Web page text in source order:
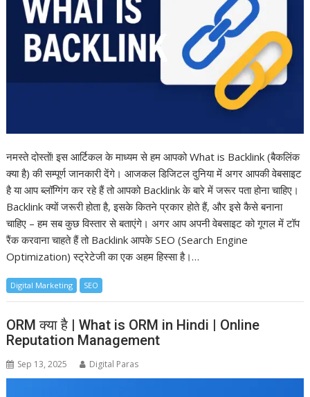
नमस्ते दोस्तों! इस आर्टिकल के माध्यम से हम आपको What is Backlink (बैकलिंक
क्या है) की सम्पूर्ण जानकारी देंगे। आजकल डिजिटल दुनिया में अगर आपकी वेबसाइट
है या आप ब्लॉग्गिंग कर रहे हैं तो आपको Backlink के बारे में जरूर पता होना चाहिए।
Backlink क्यों जरूरी होता है, इसके कितने प्रकार होते हैं, और इसे कैसे बनाना
चाहिए – हम सब कुछ विस्तार से बताएंगे। अगर आप अपनी वेबसाइट को गूगल में टॉप
रैंक करवाना चाहते हैं तो Backlink आपके SEO (Search Engine
Optimization) स्ट्रेटेजी का एक अहम हिस्सा है।…
Digital Marketing SEO
ORM क्या है | What is ORM in Hindi | Online
Reputation Management
Sep 13, 2025 Digital Paras